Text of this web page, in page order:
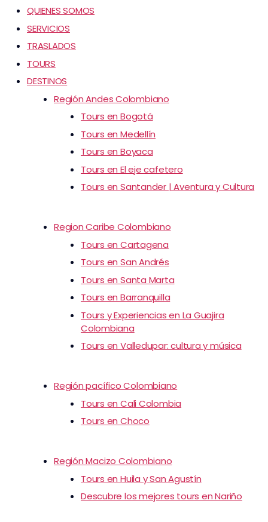
QUIENES SOMOS
SERVICIOS
TRASLADOS
TOURS
DESTINOS
Región Andes Colombiano
Tours en Bogotá
Tours en Medellín
Tours en Boyaca
Tours en El eje cafetero
Tours en Santander | Aventura y Cultura
Region Caribe Colombiano
Tours en Cartagena
Tours en San Andrés
Tours en Santa Marta
Tours en Barranquilla
Tours y Experiencias en La Guajira
Colombiana
Tours en Valledupar: cultura y música
Región pacífico Colombiano
Tours en Cali Colombia
Tours en Choco
Región Macizo Colombiano
Tours en Huila y San Agustín
Descubre los mejores tours en Nariño